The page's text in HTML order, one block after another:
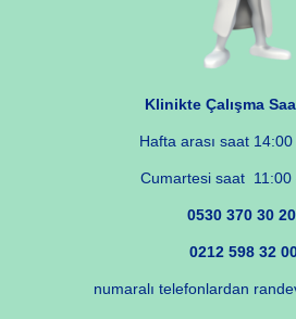
Klinikte Çalışma
Hafta arası saat
Cumartesi saat 11:00
0530 370 30
0212 598 32
numaralı telefonlardan